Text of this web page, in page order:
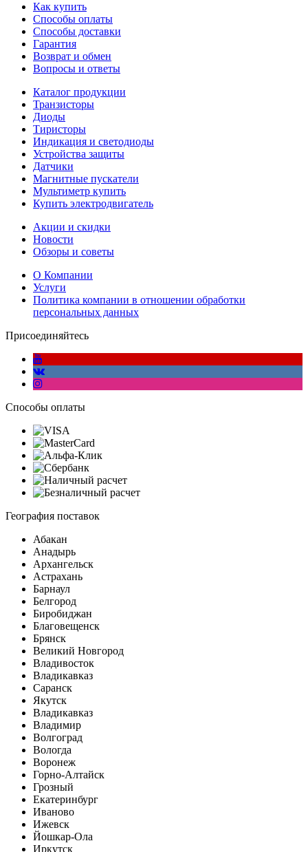
Как купить
Способы оплаты
Способы доставки
Гарантия
Возврат и обмен
Вопросы и ответы
Каталог продукции
Транзисторы
Диоды
Тиристоры
Индикация и светодиоды
Устройства защиты
Датчики
Магнитные пускатели
Мультиметр купить
Купить электродвигатель
Акции и скидки
Новости
Обзоры и советы
О Компании
Услуги
Политика компании в отношении обработки
персональных данных
Присоединяйтесь
Способы оплаты
География поставок
Абакан
Анадырь
Архангельск
Астрахань
Барнаул
Белгород
Биробиджан
Благовещенск
Брянск
Великий Новгород
Владивосток
Владикавказ
Саранск
Якутск
Владикавказ
Владимир
Волгоград
Вологда
Воронеж
Горно-Алтайск
Грозный
Екатеринбург
Иваново
Ижевск
Йошкар-Ола
Иркутск